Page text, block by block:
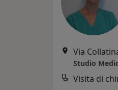
Via
Studio
Visita di